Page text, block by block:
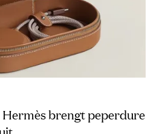
Hermès brengt peperdure